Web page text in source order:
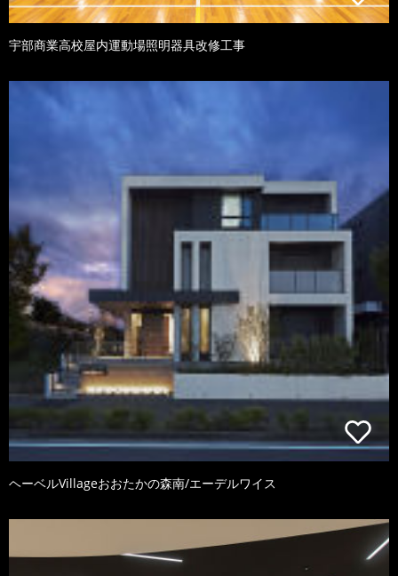
宇部商業高校屋内運動場照明器具改修工事
ヘーベルVillageおおたかの森南/エーデルワイス